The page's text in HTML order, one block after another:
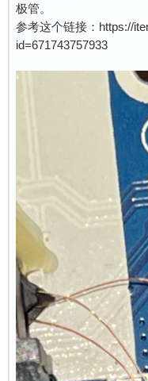
极管。
参考这个链接：https://
id=671743757933